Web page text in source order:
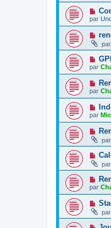
par
par
par
par
par
par
par
par
par